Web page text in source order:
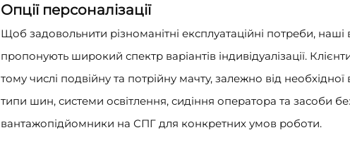
Опції персоналізації
Щоб задовольнити різноманітні експлуатаційні потреби,
пропонують широкий спектр варіантів індивідуалізації.
тому числі подвійну та потрійну мачту, залежно від
типи шин, системи освітлення, сидіння оператора та засоби
вантажопідйомники на СПГ для конкретних умов роботи.